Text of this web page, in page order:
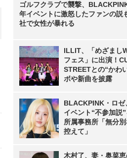
ゴルフクラブで襲撃、
年イベントに激怒したファンの
社で女性が暴れる
ILLIT、「めざまし
フェス」に出演！
STREETとの“かわ
ボや新曲を披露
BLACKPINK・ロゼ
イベント“不参加説
所属事務所「無分
控えて」
木村了、妻・奥菜恵